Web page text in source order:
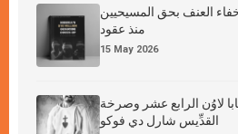
العنف بحق المسيحيين
منذ عقود
15 May 2026
لاوُن الرابع عشر وصرخة
القدِّيس شارل دي فوكو